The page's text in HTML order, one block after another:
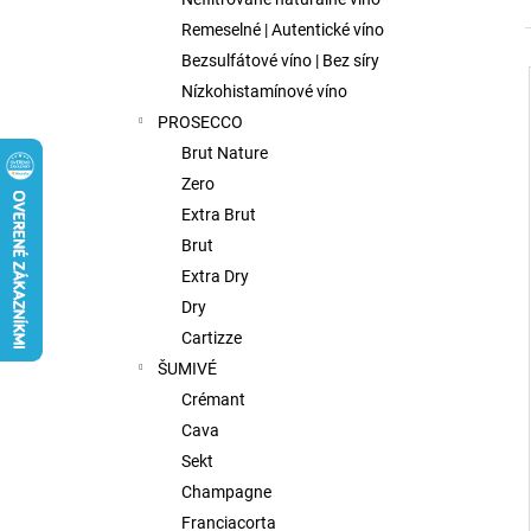
Remeselné | Autentické víno
Bezsulfátové víno | Bez síry
Nízkohistamínové víno
PROSECCO
Brut Nature
Zero
Extra Brut
Brut
Extra Dry
Dry
Cartizze
ŠUMIVÉ
Crémant
Cava
Sekt
Champagne
Franciacorta
FISH WIVES CLUB OCTAVIAS SINFULL
SECRET CHENIN BLANC, 0,75L